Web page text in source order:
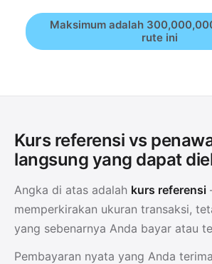
Maksimum adalah
rute ini
Kurs referensi vs
langsung yang dapat
Angka di atas adalah kurs referensi
memperkirakan ukuran transaksi,
yang sebenarnya Anda bayar atau
Pembayaran nyata yang Anda